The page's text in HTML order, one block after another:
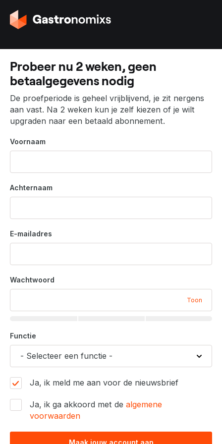
G
a
a
a
r
d
e
h
o
e
p
g
i
n
Probeer nu 2 weken, geen
betaalgegevens nodig
De proefperiode is geheel vrijblijvend, je zit nergens
aan vast. Na 2 weken kun je zelf kiezen of je wilt
upgraden naar een betaald abonnement.
Voornaam
Achternaam
E-mailadres
Wachtwoord
Toon
Functie
Ja, ik meld me aan voor de nieuwsbrief
Ja, ik ga akkoord met de algemene
voorwaarden
Maak jouw account aan